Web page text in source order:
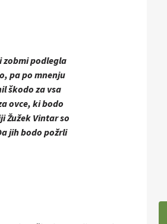
zobmi podlegla
pa po mnenju
škodo za vsa
ovce, ki bodo
Žužek Vintar so
jih bodo požrli